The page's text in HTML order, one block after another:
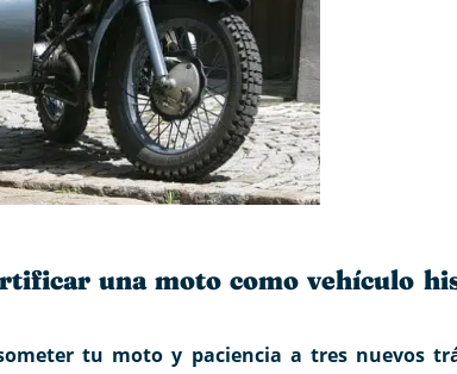
una moto como vehículo
tu moto y paciencia a tres nuevos